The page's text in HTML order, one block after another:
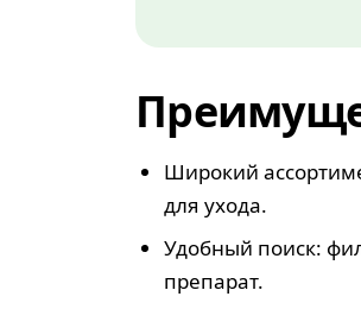
Широкий
для ухода.
Удобный поиск:
препарат.